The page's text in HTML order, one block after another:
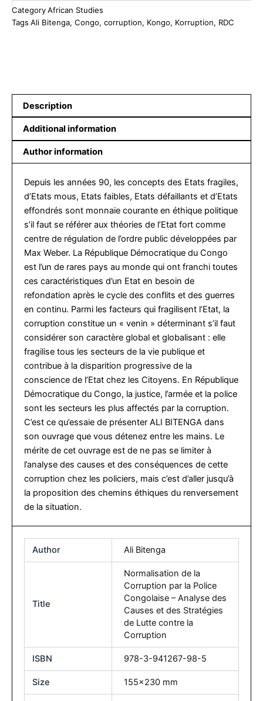
Corruption
par
CategoryAfrican Studies
Tags Ali Bitenga, Congo, corruption, Kongo, Korruption, RDC
Description
Additional information
Author information
Depuis les années 90, les concepts des Etats fragiles,
d’Etats mous, Etats faibles, Etats défaillants et d’Etats
effondrés sont monnaie courante en éthique politique
s’il faut se référer aux théories de l’Etat fort comme
centre de régulation de l’ordre public développées par
Max Weber. La République Démocratique du Congo
est l’un de rares pays au monde qui ont franchi toutes
ces caractéristiques d’un Etat en besoin de
refondation après le cycle des conflits et des guerres
en continu. Parmi les facteurs qui fragilisent l’Etat, la
corruption constitue un « venin » déterminant s’il faut
considérer son caractère global et globalisant : elle
fragilise tous les secteurs de la vie publique et
contribue à la disparition progressive de la
conscience de l’Etat chez les Citoyens. En République
Démocratique du Congo, la justice, l’armée et la police
sont les secteurs les plus affectés par la corruption.
C’est ce qu’essaie de présenter ALI BITENGA dans
son ouvrage que vous détenez entre les mains. Le
mérite de cet ouvrage est de ne pas se limiter à
l’analyse des causes et des conséquences de cette
corruption chez les policiers, mais c’est d’aller jusqu’à
la proposition des chemins éthiques du renversement
de la situation.
Author Ali Bitenga
Title
Normalisation de la
Corruption par la Police
Congolaise – Analyse des
Causes et des Stratégies
de Lutte contre la
Corruption
ISBN 978-3-941267-98-5
Size 155×230 mm